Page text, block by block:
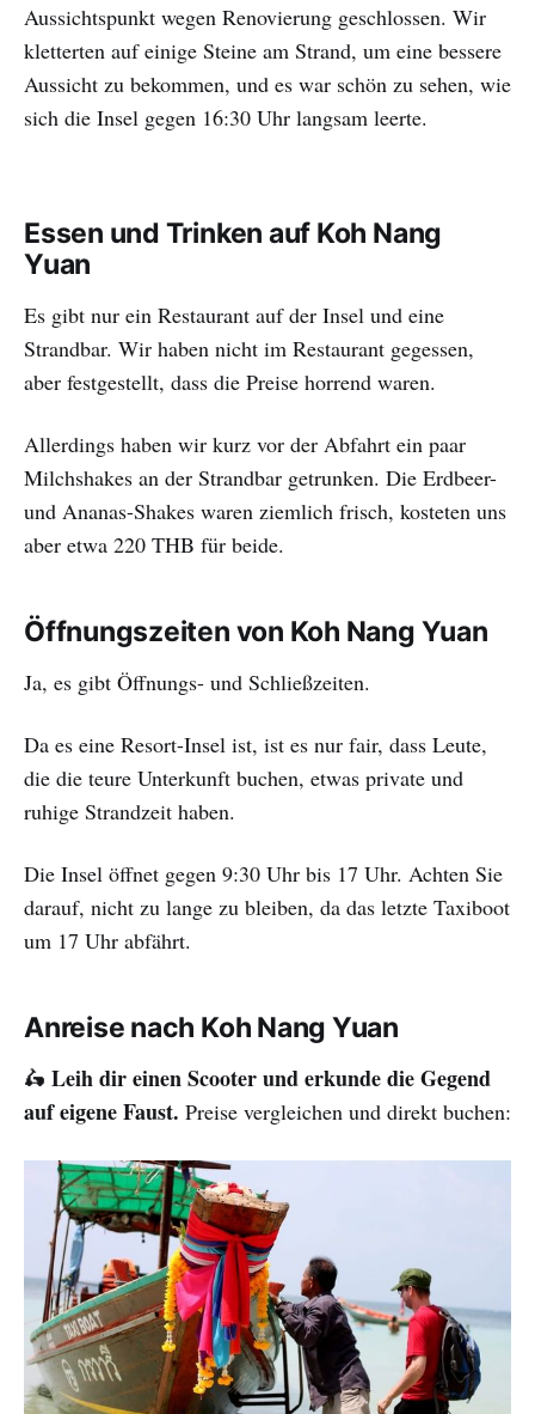
Aussichtspunkt wegen Renovierung geschlossen. Wir
kletterten auf einige Steine am Strand, um eine bessere
Aussicht zu bekommen, und es war schön zu sehen, wie
sich die Insel gegen 16:30 Uhr langsam leerte.
Essen und Trinken auf Koh Nang
Yuan
Es gibt nur ein Restaurant auf der Insel und eine
Strandbar. Wir haben nicht im Restaurant gegessen,
aber festgestellt, dass die Preise horrend waren.
Allerdings haben wir kurz vor der Abfahrt ein paar
Milchshakes an der Strandbar getrunken. Die Erdbeer-
und Ananas-Shakes waren ziemlich frisch, kosteten uns
aber etwa 220 THB für beide.
Öffnungszeiten von Koh Nang Yuan
Ja, es gibt Öffnungs- und Schließzeiten.
Da es eine Resort-Insel ist, ist es nur fair, dass Leute,
die die teure Unterkunft buchen, etwas private und
ruhige Strandzeit haben.
Die Insel öffnet gegen 9:30 Uhr bis 17 Uhr. Achten Sie
darauf, nicht zu lange zu bleiben, da das letzte Taxiboot
um 17 Uhr abfährt.
Anreise nach Koh Nang Yuan
🛵 Leih dir einen Scooter und erkunde die Gegend
auf eigene Faust. Preise vergleichen und direkt buchen: